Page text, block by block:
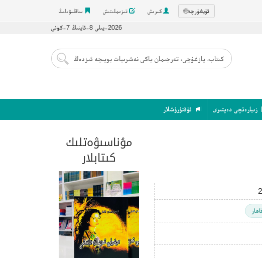
ئۇيغۇرچە🌐 كىرىش تىزىملىتىش ساقلىۋىلىڭ
2026-يىلى 8-ئاينىڭ 7-كۈنى
زىيارەتچى دەپتىرى ئۇقتۇرۇشلار
مۇناسىۋەتلىك
كىتابلار